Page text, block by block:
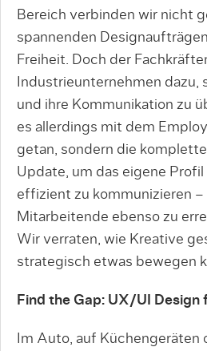
Bereich verbinden wir nicht
spannenden
Freiheit. Doch der
Industrieunternehmen dazu,
und ihre Kommunikation zu
es allerdings mit dem
getan, sondern die
Update, um das eigene
effizient zu kommunizieren
Mitarbeitende ebenso zu
Wir verraten, wie Kreative
strategisch etwas bewegen
Find the Gap: UX/UI Design
Im Auto, auf